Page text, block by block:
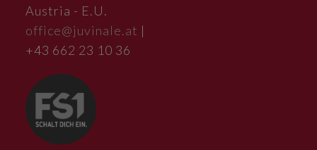
Austria - E.U.
office@juvinale.at |
+43 662 23 10 36